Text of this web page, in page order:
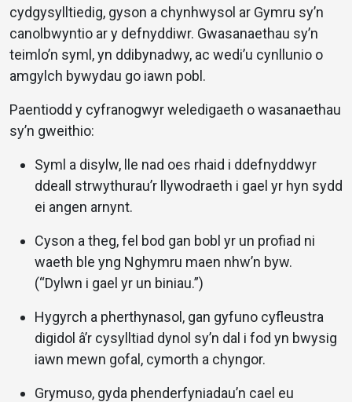
cydgysylltiedig, gyson a chynhwysol ar Gymru sy’n
canolbwyntio ar y defnyddiwr. Gwasanaethau sy’n
teimlo’n syml, yn ddibynadwy, ac wedi’u cynllunio o
amgylch bywydau go iawn pobl.
Paentiodd y cyfranogwyr weledigaeth o wasanaethau
sy’n gweithio:
Syml a disylw, lle nad oes rhaid i ddefnyddwyr
ddeall strwythurau’r llywodraeth i gael yr hyn sydd
ei angen arnynt.
Cyson a theg, fel bod gan bobl yr un profiad ni
waeth ble yng Nghymru maen nhw’n byw.
(“Dylwn i gael yr un biniau.”)
Hygyrch a pherthynasol, gan gyfuno cyfleustra
digidol â’r cysylltiad dynol sy’n dal i fod yn bwysig
iawn mewn gofal, cymorth a chyngor.
Grymuso, gyda phenderfyniadau’n cael eu